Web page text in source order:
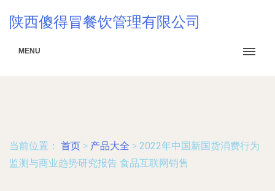
陕西傻得冒餐饮管理有限公司
MENU
当前位置： 首页 > 产品大全 > 2022年中国新国货消费行为
监测与商业趋势研究报告 食品互联网销售